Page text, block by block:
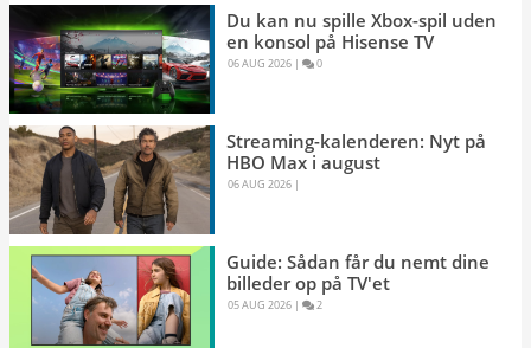
Du kan nu spille Xbox-spil uden
en konsol på Hisense TV
06 AUG 2026 | 0
Streaming-kalenderen: Nyt på
HBO Max i august
06 AUG 2026 |
Guide: Sådan får du nemt dine
billeder op på TV'et
05 AUG 2026 | 2